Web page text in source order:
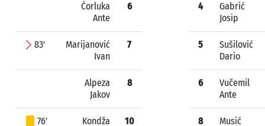
Ćorluka
Ante
6
83'
Marijanović
Ivan
7
Alpeza
Jakov
8
76'
Kondža
10
4
Gabrić
Josip
5
Sušilović
Dario
6
Vučemil
Ante
8
Musić